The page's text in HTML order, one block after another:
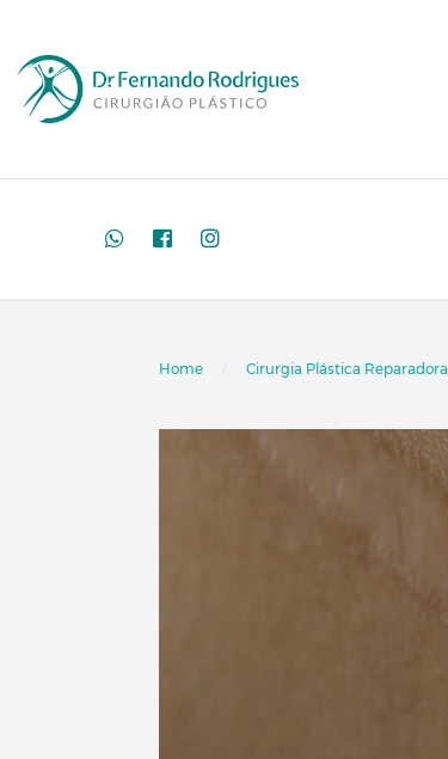
Home Cirurgia Plástica Reparadora